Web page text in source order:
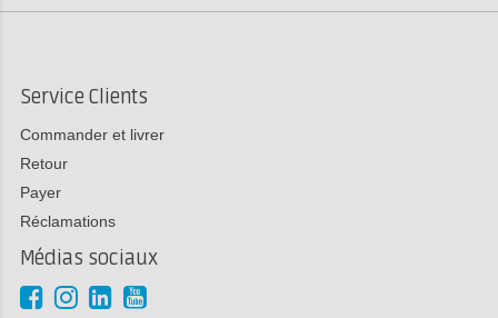
Service Clients
Commander et livrer
Retour
Payer
Réclamations
Médias sociaux